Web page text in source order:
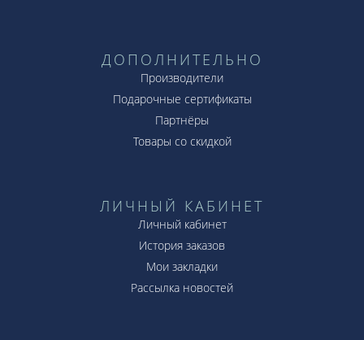
ДОПОЛНИТЕЛЬНО
Производители
Подарочные сертификаты
Партнёры
Товары со скидкой
ЛИЧНЫЙ КАБИНЕТ
Личный кабинет
История заказов
Мои закладки
Рассылка новостей